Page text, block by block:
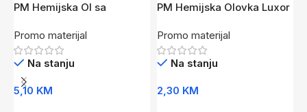
PM Hemijska Ol sa
Promo materijal
Na stanju
5,10 KM
PM Hemijska Olovka Luxor
Promo materijal
Na stanju
2,30 KM